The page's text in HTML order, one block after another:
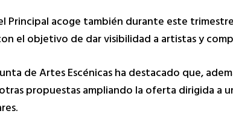
Principal acoge también durante este
el objetivo de dar visibilidad a artistas y
de Artes Escénicas ha destacado que,
propuestas ampliando la oferta dirigida a